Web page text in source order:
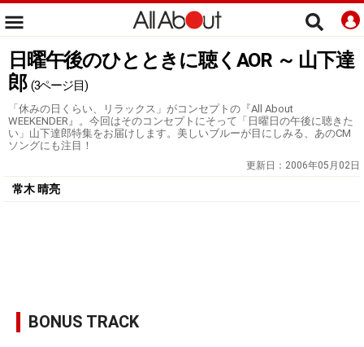
日曜午後のひとときに聴くAOR ～ 山下達
郎 (3ページ目)
「休みの日くらい、リラックス」がコンセプトの『All About
WEEKENDER』。今回はそのコンセプトにそって「日曜日の午後に聴きた
い」山下達郎特集をお届けします。美しいブルーが目にしみる、あのCM
ソングにも注目！
更新日： 2006年05月02日
常木 晴亮
BONUS TRACK